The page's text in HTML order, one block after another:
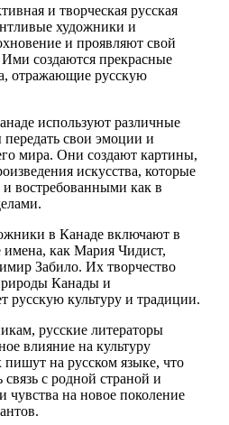
и творческая русская
художники и
и проявляют свой
создаются прекрасные
отражающие русскую
используют различные
свои эмоции и
мира. Они создают картины,
искусства, которые
востребованными как в
в Канаде включают в
имена, как Мария Чидист,
Забило. Их творчество
Канады и
русскую культуру и традиции.
русские литераторы
влияние на культуру
на русском языке, что
с родной страной и
чувства на новое поколение